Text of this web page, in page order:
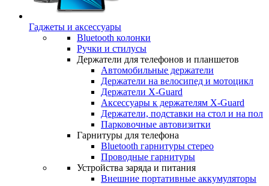
Гаджеты и аксессуары
Bluetooth колонки
Ручки и стилусы
Держатели для телефонов и планшетов
Автомобильные держатели
Держатели на велосипед и мотоцикл
Держатели X-Guard
Аксессуары к держателям X-Guard
Держатели, подставки на стол и на пол
Парковочные автовизитки
Гарнитуры для телефона
Bluetooth гарнитуры стерео
Проводные гарнитуры
Устройства заряда и питания
Внешние портативные аккумуляторы